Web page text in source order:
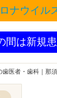
ナウイル
間は新規
医者・歯科｜那